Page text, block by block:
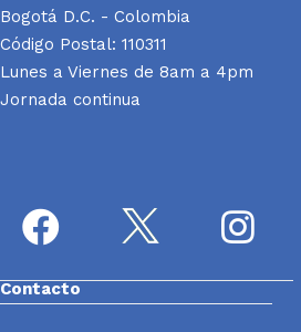
Bogotá D.C. - Colombia
Código Postal: 110311
Lunes a Viernes de 8am a 4pm
Jornada continua
Contacto